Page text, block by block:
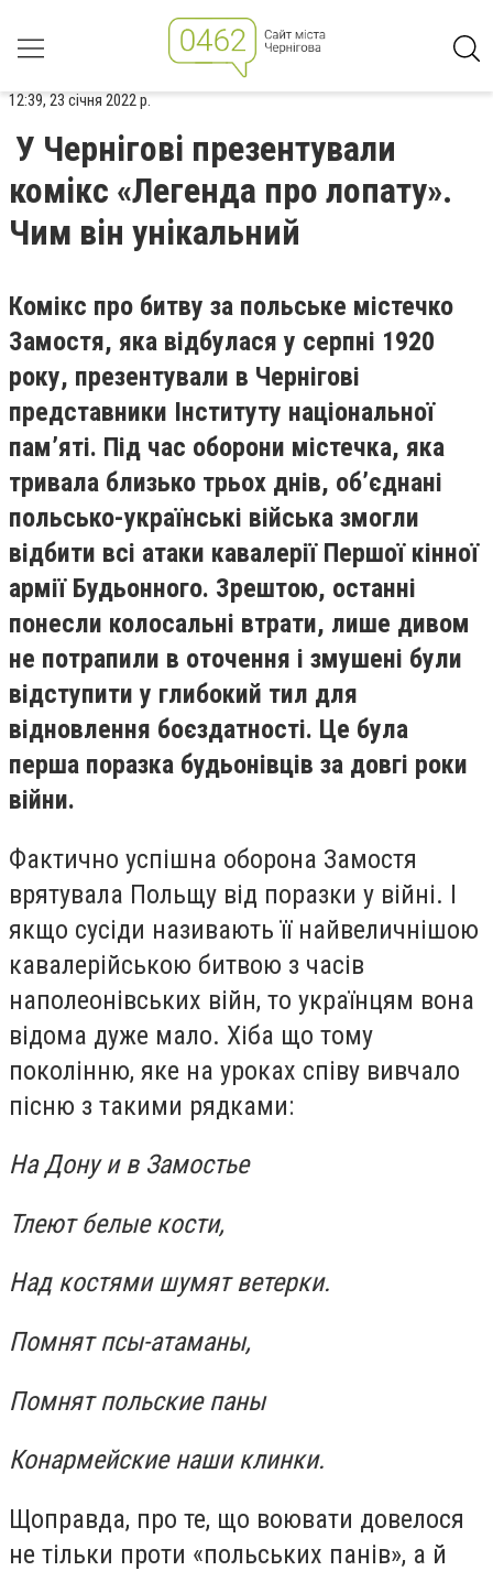
12:39, 23 січня 2022 р.
У Чернігові презентували
комікс «Легенда про лопату».
Чим він унікальний
Комікс про битву за польське містечко
Замостя, яка відбулася у серпні 1920
року, презентували в Чернігові
представники Інституту національної
пам’яті. Під час оборони містечка, яка
тривала близько трьох днів, об’єднані
польсько-українські війська змогли
відбити всі атаки кавалерії Першої кінної
армії Будьонного. Зрештою, останні
понесли колосальні втрати, лише дивом
не потрапили в оточення і змушені були
відступити у глибокий тил для
відновлення боєздатності. Це була
перша поразка будьонівців за довгі роки
війни.
Фактично успішна оборона Замостя
врятувала Польщу від поразки у війні. І
якщо сусіди називають її найвеличнішою
кавалерійською битвою з часів
наполеонівських війн, то українцям вона
відома дуже мало. Хіба що тому
поколінню, яке на уроках співу вивчало
пісню з такими рядками:
На Дону и в Замостье
Тлеют белые кости,
Над костями шумят ветерки.
Помнят псы-атаманы,
Помнят польские паны
Конармейские наши клинки.
Щоправда, про те, що воювати довелося
не тільки проти «польських панів», а й